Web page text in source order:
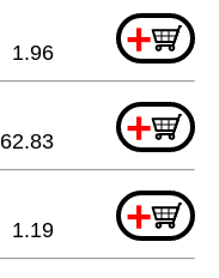
+
1.96
+
62.83
+
1.19